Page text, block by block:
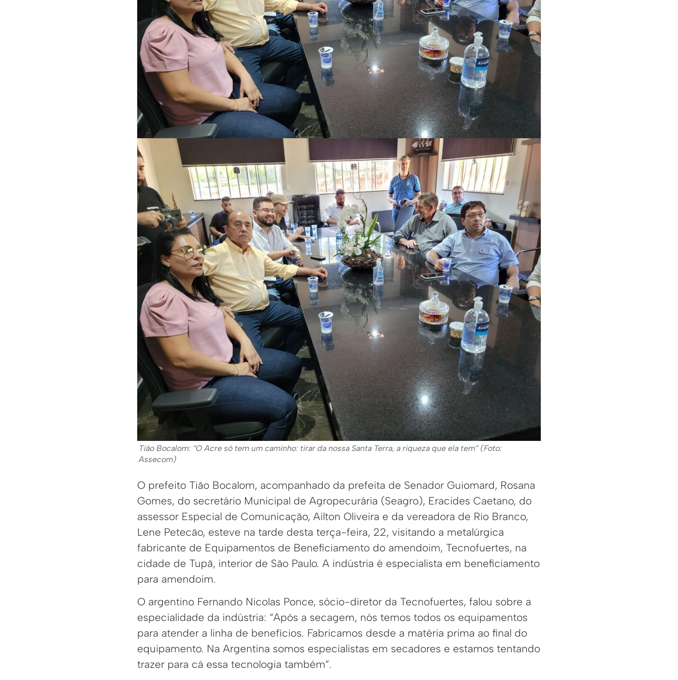
Tião Bocalom: “O Acre só tem um caminho: tirar da nossa Santa Terra, a riqueza que ela tem” (Foto:
Assecom)
O prefeito Tião Bocalom, acompanhado da prefeita de Senador Guiomard, Rosana
Gomes, do secretário Municipal de Agropecurária (Seagro), Eracides Caetano, do
assessor Especial de Comunicação, Ailton Oliveira e da vereadora de Rio Branco,
Lene Petecão, esteve na tarde desta terça-feira, 22, visitando a metalúrgica
fabricante de Equipamentos de Beneficiamento do amendoim, Tecnofuertes, na
cidade de Tupã, interior de São Paulo. A indústria é especialista em beneficiamento
para amendoim.
O argentino Fernando Nicolas Ponce, sócio-diretor da Tecnofuertes, falou sobre a
especialidade da indústria: “Após a secagem, nós temos todos os equipamentos
para atender a linha de benefícios. Fabricamos desde a matéria prima ao final do
equipamento. Na Argentina somos especialistas em secadores e estamos tentando
trazer para cá essa tecnologia também”.